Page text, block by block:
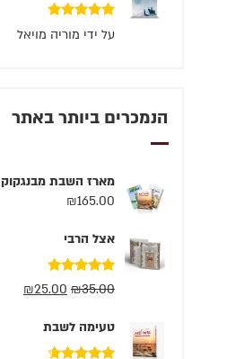
דורג
על ידי מוריה מויאל
הנמכרים ביותר באתר
מארז השבת מבנגקוק
₪165.00
אצל הרבי
דורג5.00
מתוך 5 ₪35.00
₪25.00
טעימה לשבת